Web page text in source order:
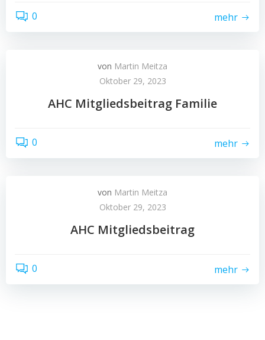
0 mehr
von Martin Meitza
Oktober 29, 2023
AHC Mitgliedsbeitrag Familie
0 mehr
von Martin Meitza
Oktober 29, 2023
AHC Mitgliedsbeitrag
0 mehr